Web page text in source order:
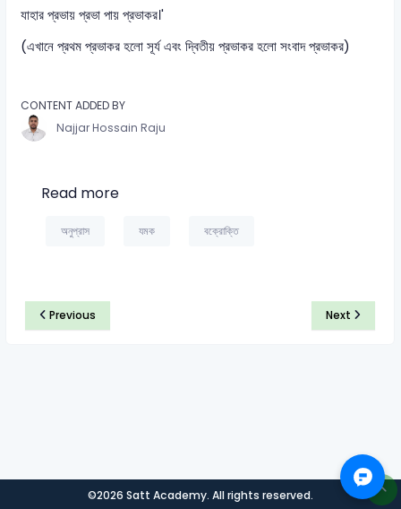
যাহার প্রভায় প্রভা পায় প্রভাকর।'
(এখানে প্রথম প্রভাকর হলো সূর্য এবং দ্বিতীয় প্রভাকর হলো সংবাদ প্রভাকর)
CONTENT ADDED BY
Najjar Hossain Raju
Read more
অনুপ্রাস যমক বক্রোক্তি
Previous Next
©2026 Satt Academy. All rights reserved.